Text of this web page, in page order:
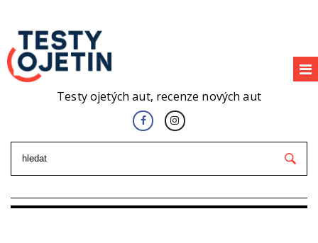
Testy ojetých aut, recenze nových aut